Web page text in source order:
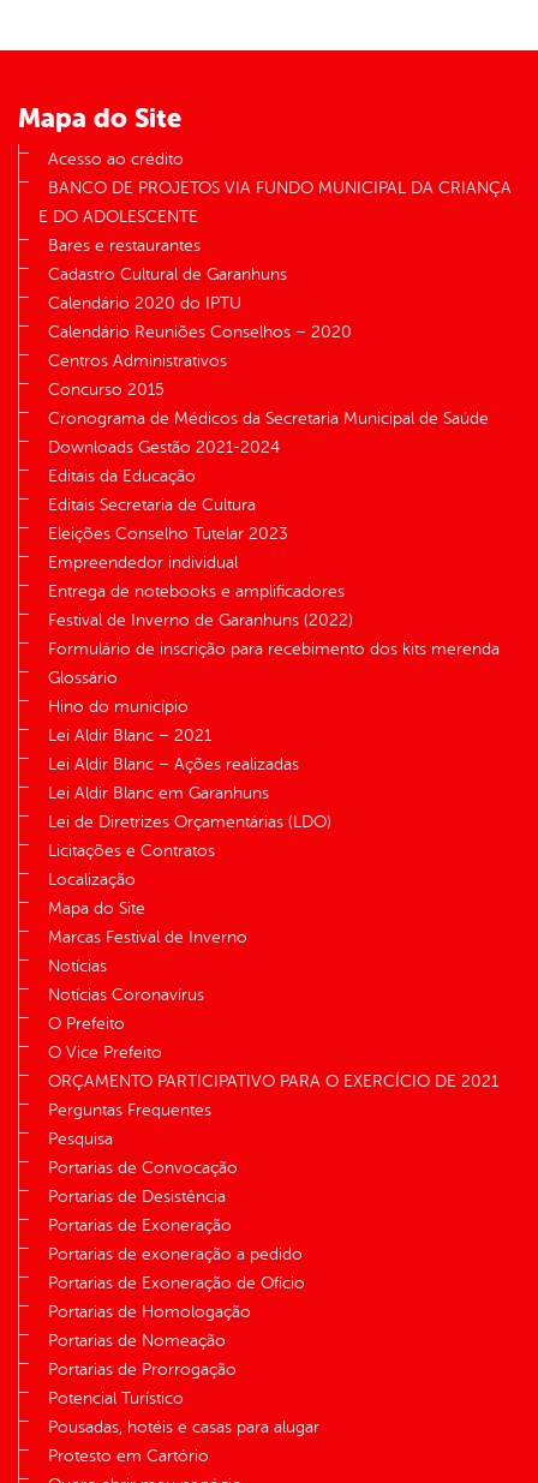
Mapa do Site
Acesso ao crédito
BANCO DE PROJETOS VIA FUNDO MUNICIPAL DA CRIANÇA
E DO ADOLESCENTE
Bares e restaurantes
Cadastro Cultural de Garanhuns
Calendário 2020 do IPTU
Calendário Reuniões Conselhos – 2020
Centros Administrativos
Concurso 2015
Cronograma de Médicos da Secretaria Municipal de Saúde
Downloads Gestão 2021-2024
Editais da Educação
Editais Secretaria de Cultura
Eleições Conselho Tutelar 2023
Empreendedor individual
Entrega de notebooks e amplificadores
Festival de Inverno de Garanhuns (2022)
Formulário de inscrição para recebimento dos kits merenda
Glossário
Hino do município
Lei Aldir Blanc – 2021
Lei Aldir Blanc – Ações realizadas
Lei Aldir Blanc em Garanhuns
Lei de Diretrizes Orçamentárias (LDO)
Licitações e Contratos
Localização
Mapa do Site
Marcas Festival de Inverno
Notícias
Notícias Coronavírus
O Prefeito
O Vice Prefeito
ORÇAMENTO PARTICIPATIVO PARA O EXERCÍCIO DE 2021
Perguntas Frequentes
Pesquisa
Portarias de Convocação
Portarias de Desistência
Portarias de Exoneração
Portarias de exoneração a pedido
Portarias de Exoneração de Ofício
Portarias de Homologação
Portarias de Nomeação
Portarias de Prorrogação
Potencial Turístico
Pousadas, hotéis e casas para alugar
Protesto em Cartório